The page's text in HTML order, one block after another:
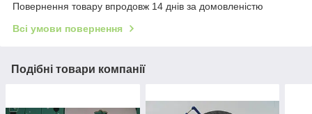
Повернення товару впродовж 14 днів за домовленістю
Всі умови повернення
Подібні товари компанії